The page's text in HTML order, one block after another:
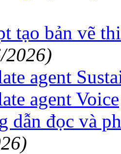
tạo bản vẽ
2026)
agent
agent Voice
dẫn đọc và